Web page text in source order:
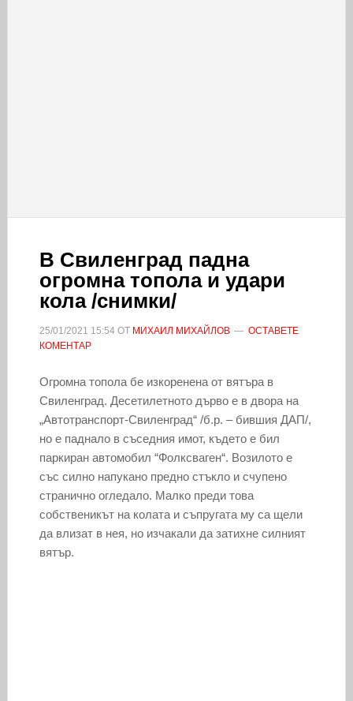
В Свиленград падна
огромна топола и удари
кола /снимки/
25/01/2021 15:54ОТ МИХАИЛ МИХАЙЛОВ
ОСТАВЕТЕ
КОМЕНТАР
Огромна топола бе изкоренена от вятъра в
Свиленград. Десетилетното дърво е в двора на
„Автотранспорт-Свиленград“ /б.р. – бившия ДАП/,
но е паднало в съседния имот, където е бил
паркиран автомобил “Фолксваген“. Возилото е
със силно напукано предно стъкло и счупено
странично огледало. Малко преди това
собственикът на колата и съпругата му са щели
да влизат в нея, но изчакали да затихне силният
вятър.